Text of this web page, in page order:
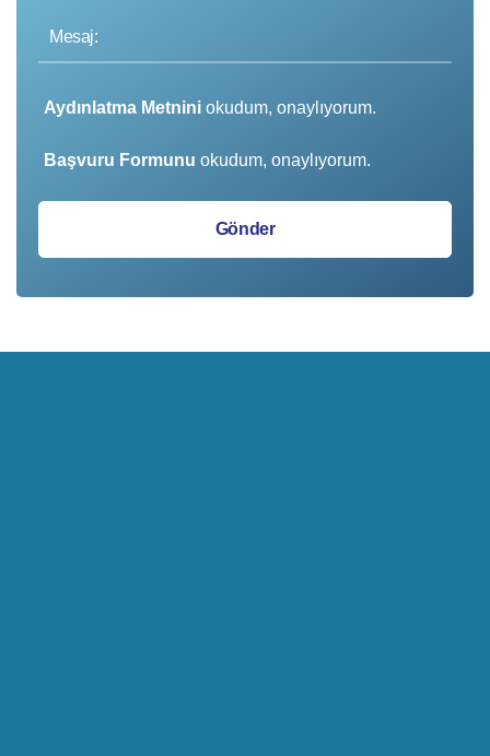
Aydınlatma Metnini okudum, onaylıyorum.
Başvuru Formunu okudum, onaylıyorum.